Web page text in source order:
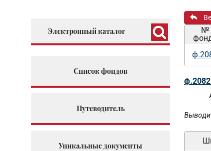
Электронный каталог
Список фондов
Путеводитель
Уникальные документы
№